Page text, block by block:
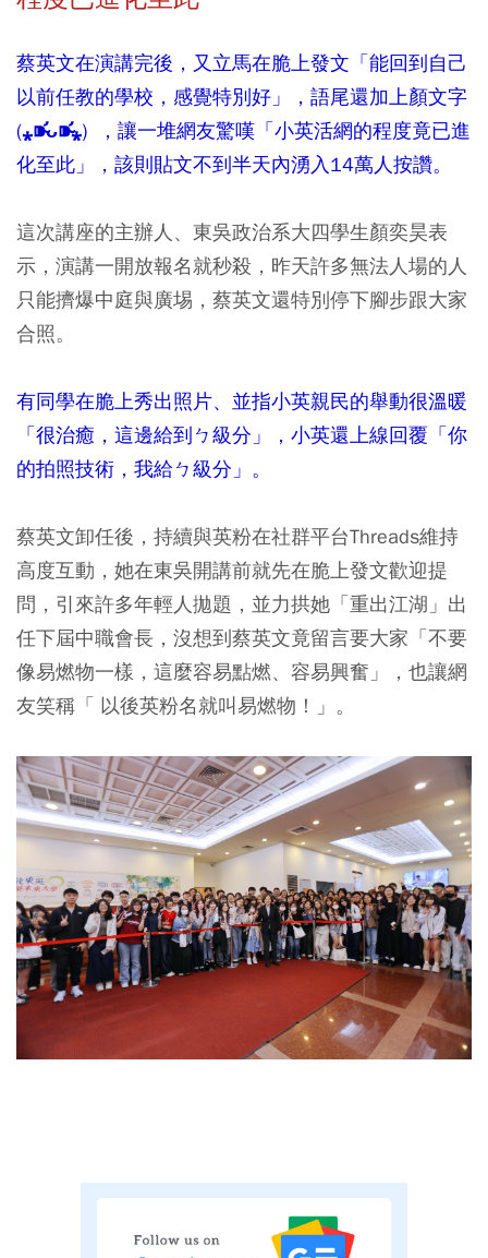
蔡英文在演講完後，又立馬在脆上發文「能回到自己
以前任教的學校，感覺特別好」，語尾還加上顏文字
(⁎⁍̴̛ᴗ⁍̴̛⁎) ，讓一堆網友驚嘆「小英活網的程度竟已進
化至此」，該則貼文不到半天內湧入14萬人按讚。
這次講座的主辦人、東吳政治系大四學生顏奕昊表
示，演講一開放報名就秒殺，昨天許多無法人場的人
只能擠爆中庭與廣埸，蔡英文還特別停下腳步跟大家
合照。
有同學在脆上秀出照片、並指小英親民的舉動很溫暖
「很治癒，這邊給到ㄅ級分」，小英還上線回覆「你
的拍照技術，我給ㄅ級分」。
蔡英文卸任後，持續與英粉在社群平台Threads維持
高度互動，她在東吳開講前就先在脆上發文歡迎提
問，引來許多年輕人拋題，並力拱她「重出江湖」出
任下屆中職會長，沒想到蔡英文竟留言要大家「不要
像易燃物一樣，這麼容易點燃、容易興奮」，也讓網
友笑稱「 以後英粉名就叫易燃物！」。